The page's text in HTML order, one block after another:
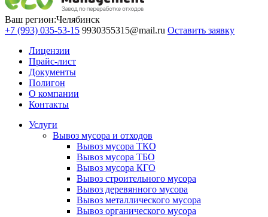
Ваш регион:Челябинск
+7 (993) 035-53-15 9930355315@mail.ru Оставить заявку
Лицензии
Прайс-лист
Документы
Полигон
О компании
Контакты
Услуги
Вывоз мусора и отходов
Вывоз мусора ТКО
Вывоз мусора ТБО
Вывоз мусора КГО
Вывоз строительного мусора
Вывоз деревянного мусора
Вывоз металлического мусора
Вывоз органического мусора